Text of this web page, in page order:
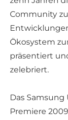
Community
Ökosystem
präsentiert
zelebriert.
Das
Premiere